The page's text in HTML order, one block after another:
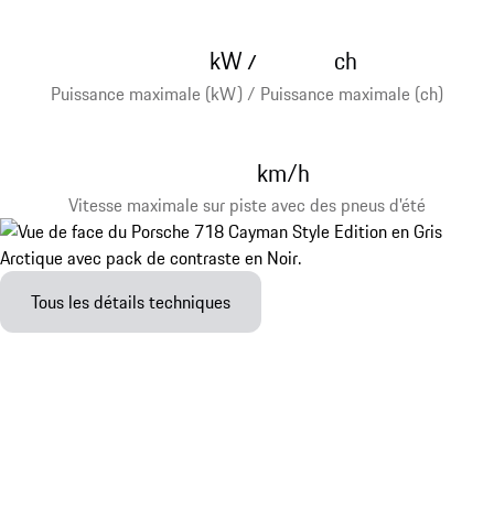
Puissance maximale (kW) / Puissance maximale (ch)
kW/ ch
Vitesse maximale sur piste avec des pneus d'été
km/h
Tous les détails techniques